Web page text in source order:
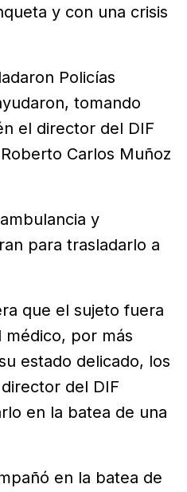
y con una crisis
Policías
tomando
el director del DIF
Carlos Muñoz
y
para trasladarlo a
que el sujeto fuera
por más
estado delicado, los
del DIF
en la batea de una
en la batea de